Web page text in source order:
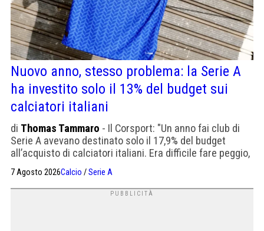
Nuovo anno, stesso problema: la Serie A
ha investito solo il 13% del budget sui
calciatori italiani
di Thomas Tammaro - Il Corsport: "Un anno fai club di
Serie A ave­vano desti­nato solo il 17,9% del bud­get
all’acqui­sto di cal­cia­tori ita­liani. Era difficile fare peggio,
7 Agosto 2026Calcio /Serie A